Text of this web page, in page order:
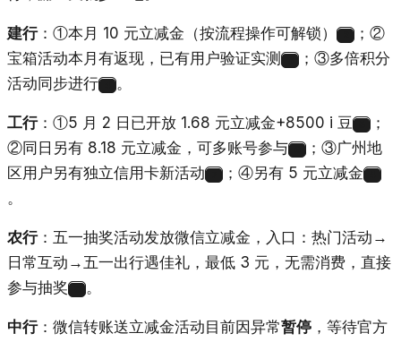
建行：①本月 10 元立减金（按流程操作可解锁）
；②
宝箱活动本月有返现，已有用户验证实测
；③多倍积分
活动同步进行
。
工行：①5 月 2 日已开放 1.68 元立减金+8500 i 豆
；
②同日另有 8.18 元立减金，可多账号参与
；③广州地
区用户另有独立信用卡新活动
；④另有 5 元立减金
。
农行：五一抽奖活动发放微信立减金，入口：热门活动→
日常互动→五一出行遇佳礼，最低 3 元，无需消费，直接
参与抽奖
。
中行：微信转账送立减金活动目前因异常暂停 ，等待官方